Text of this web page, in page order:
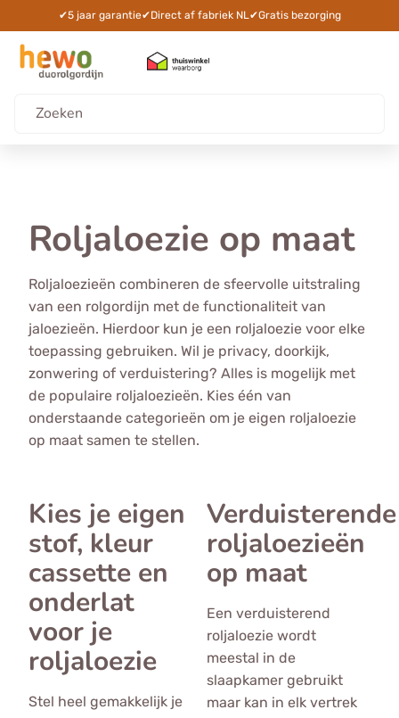
✔5 jaar garantie✔Direct af fabriek NL✔Gratis bezorging
Roljaloezie op maat
Roljaloezieën combineren de sfeervolle uitstraling
van een rolgordijn met de functionaliteit van
jaloezieën. Hierdoor kun je een roljaloezie voor elke
toepassing gebruiken. Wil je privacy, doorkijk,
zonwering of verduistering? Alles is mogelijk met
de populaire roljaloezieën. Kies één van
onderstaande categorieën om je eigen roljaloezie
op maat samen te stellen.
Kies je eigen
stof, kleur
cassette en
onderlat
voor je
roljaloezie
Stel heel gemakkelijk je
Verduisterende
roljaloezieën
op maat
Een verduisterend
roljaloezie wordt
meestal in de
slaapkamer gebruikt
maar kan in elk vertrek